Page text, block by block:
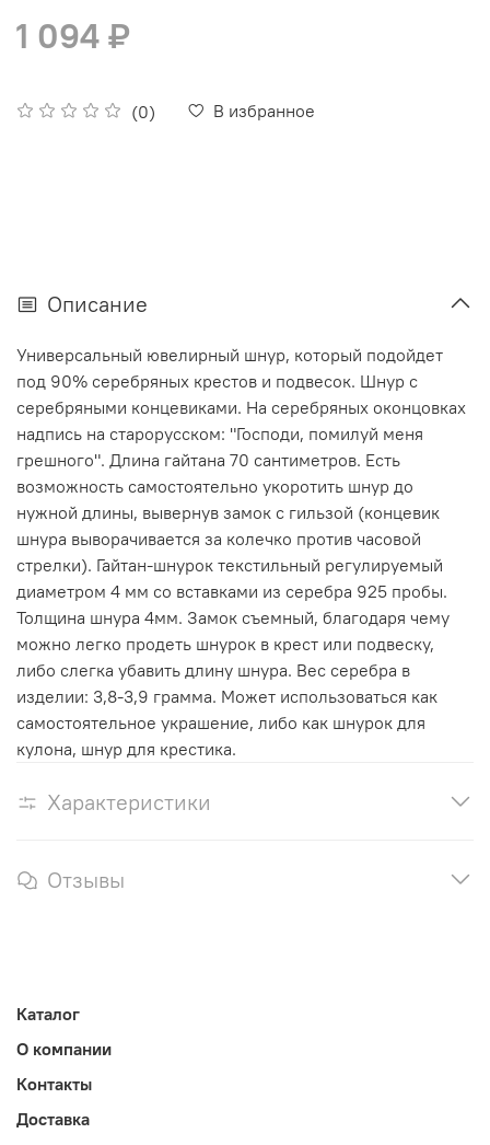
(0) В избранное
1 094 ₽
Описание
Универсальный ювелирный шнур, который подойдет
под 90% серебряных крестов и подвесок. Шнур с
серебряными концевиками. На серебряных оконцовках
надпись на старорусском: "Господи, помилуй меня
грешного". Длина гайтана 70 сантиметров. Есть
возможность самостоятельно укоротить шнур до
нужной длины, вывернув замок с гильзой (концевик
шнура выворачивается за колечко против часовой
стрелки). Гайтан-шнурок текстильный регулируемый
диаметром 4 мм со вставками из серебра 925 пробы.
Толщина шнура 4мм. Замок съемный, благодаря чему
можно легко продеть шнурок в крест или подвеску,
либо слегка убавить длину шнура. Вес серебра в
изделии: 3,8-3,9 грамма. Может использоваться как
самостоятельное украшение, либо как шнурок для
кулона, шнур для крестика.
Характеристики
Отзывы
Каталог
О компании
Контакты
Доставка